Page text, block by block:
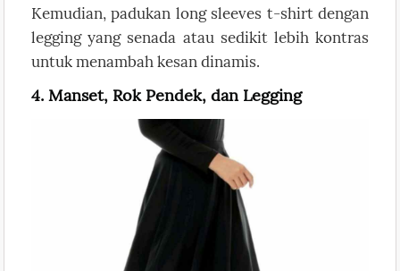
Kemudian, padukan long sleeves t-shirt dengan
legging yang senada atau sedikit lebih kontras
untuk menambah kesan dinamis.
4. Manset, Rok Pendek, dan Legging